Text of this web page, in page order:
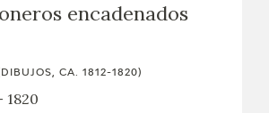
encadenados
CA. 1812-1820)
1820